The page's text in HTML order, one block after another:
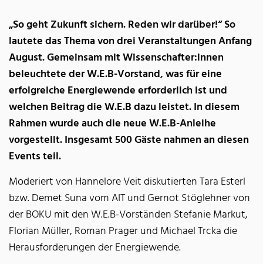
„So geht Zukunft sichern. Reden wir darüber!“ So
lautete das Thema von drei Veranstaltungen Anfang
August. Gemeinsam mit Wissenschafter:innen
beleuchtete der W.E.B-Vorstand, was für eine
erfolgreiche Energiewende erforderlich ist und
welchen Beitrag die W.E.B dazu leistet. In diesem
Rahmen wurde auch die neue W.E.B-Anleihe
vorgestellt. Insgesamt 500 Gäste nahmen an diesen
Events teil.
Moderiert von Hannelore Veit diskutierten Tara Esterl
bzw. Demet Suna vom AIT und Gernot Stöglehner von
der BOKU mit den W.E.B-Vorständen Stefanie Markut,
Florian Müller, Roman Prager und Michael Trcka die
Herausforderungen der Energiewende.